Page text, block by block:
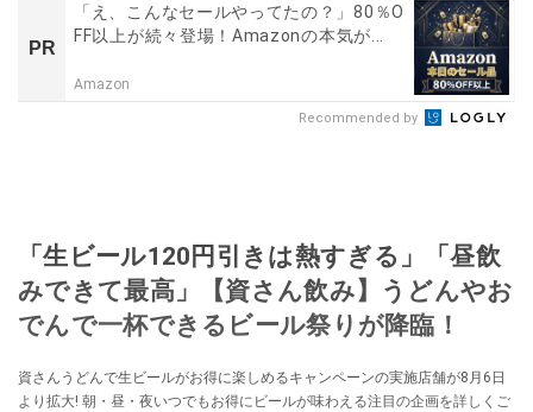
PR
「え、こんなセールやってたの？」80％O
FF以上が続々登場！Amazonの本気が...
Amazon
Recommended by
「生ビール120円引きは熱すぎる」「昼飲
みできて最高」【資さん飲み】うどんやお
でんで一杯できるビール祭りが降臨！
資さんうどんで生ビールがお得に楽しめるキャンペーンの実施店舗が8月6日
より拡大! 朝・昼・夜いつでもお得にビールが味わえる注目の企画を詳しくご